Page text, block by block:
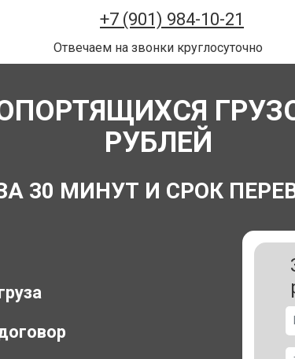
+7 (901) 984-10-21
Отвечаем на звонки круглосуточно
РУБЛЕЙ
МИНУТ И СРОК